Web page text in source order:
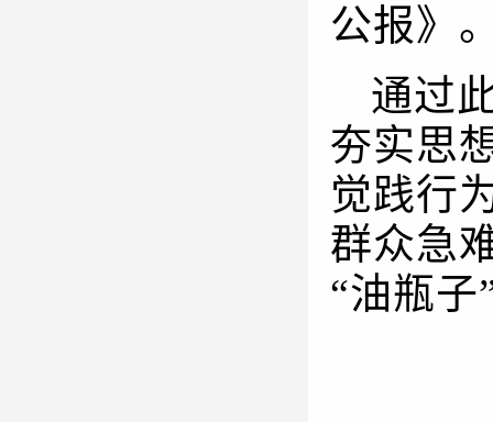
公报》
通过
夯实思
觉践行
群众急
“油瓶